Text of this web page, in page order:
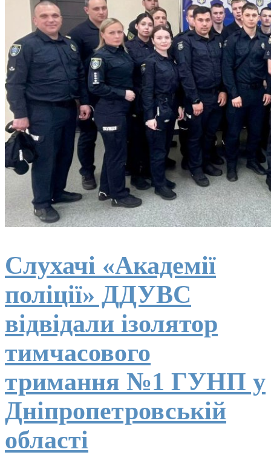
Слухачі «Академії
поліції» ДДУВС
відвідали ізолятор
тимчасового
тримання №1 ГУНП у
Дніпропетровській
області